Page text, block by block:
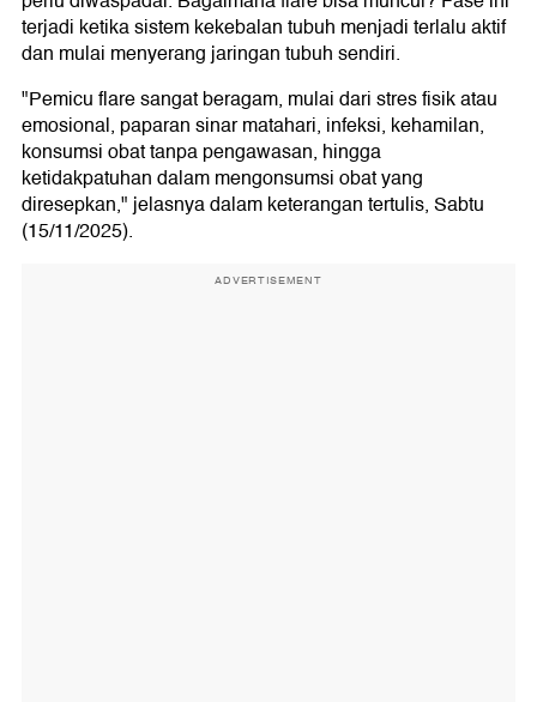
terjadi ketika sistem kekebalan tubuh menjadi terlalu aktif
dan mulai menyerang jaringan tubuh sendiri.
"Pemicu flare sangat beragam, mulai dari stres fisik atau
emosional, paparan sinar matahari, infeksi, kehamilan,
konsumsi obat tanpa pengawasan, hingga
ketidakpatuhan dalam mengonsumsi obat yang
diresepkan," jelasnya dalam keterangan tertulis, Sabtu
(15/11/2025).
ADVERTISEMENT